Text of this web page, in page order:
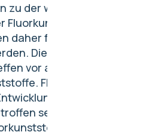
zu der weiteren
Fluorkunststoffe und deren
daher frühestens ab Mai / Juni
Diese geschilderten
vor allem den Markt der
Fluorkunststoffrezyklate
zeitlich verzögert,
sein. Ein erstes anziehen
lässt sich